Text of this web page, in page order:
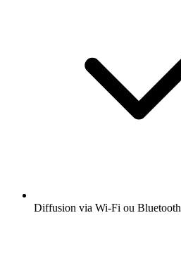
Diffusion via Wi-Fi ou Bluetooth